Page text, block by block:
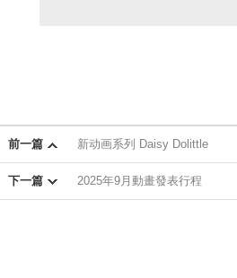
前一篇 新动画系列 Daisy Dolittle
下一篇 2025年9月動畫發表行程